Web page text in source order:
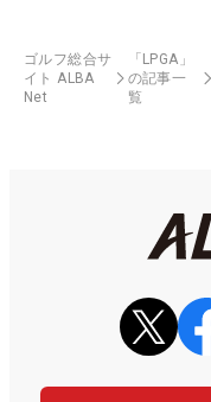
ゴルフ総合サ
イト ALBA
Net
「LPGA」
の記事一
覧